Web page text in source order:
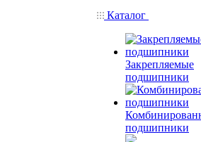
Каталог
Закрепляемые
подшипники
подшипники